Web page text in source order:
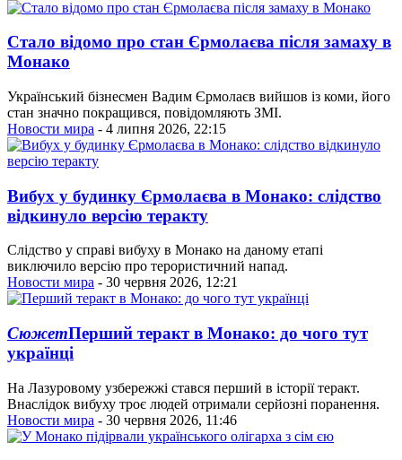
Стало відомо про стан Єрмолаєва після замаху в
Монако
Український бізнесмен Вадим Єрмолаєв вийшов із коми, його
стан значно покращився, повідомляють ЗМІ.
Новости мира - 4 липня 2026, 22:15
Вибух у будинку Єрмолаєва в Монако: слідство
відкинуло версію теракту
Слідство у справі вибуху в Монако на даному етапі
виключило версію про терористичний напад.
Новости мира - 30 червня 2026, 12:21
СюжетПерший теракт в Монако: до чого тут
українці
На Лазуровому узбережжі стався перший в історії теракт.
Внаслідок вибуху троє людей отримали серйозні поранення.
Новости мира - 30 червня 2026, 11:46